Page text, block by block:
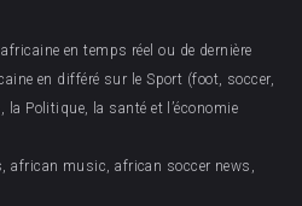
en temps réel ou de dernière
en différé sur le Sport (foot, soccer,
Politique, la santé et l’économie
african music, african soccer news,